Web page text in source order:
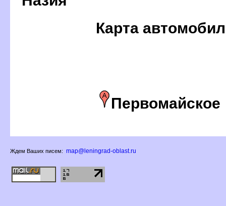
Карта
Первомайское
Ждем Ваших писем: map@leningrad-oblast.ru